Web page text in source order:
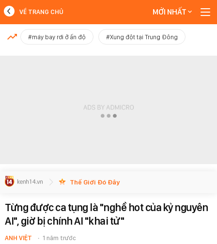
MỚI NHẤT
VỀ TRANG CHỦ MỚI NHẤT
#máy bay rơi ở ấn độ #Xung đột tại Trung Đông
Thế Giới Đó Đây
Từng được ca tụng là "nghề hot của kỷ nguyên
AI", giờ bị chính AI "khai tử"
ANH VIỆT 1 năm trước